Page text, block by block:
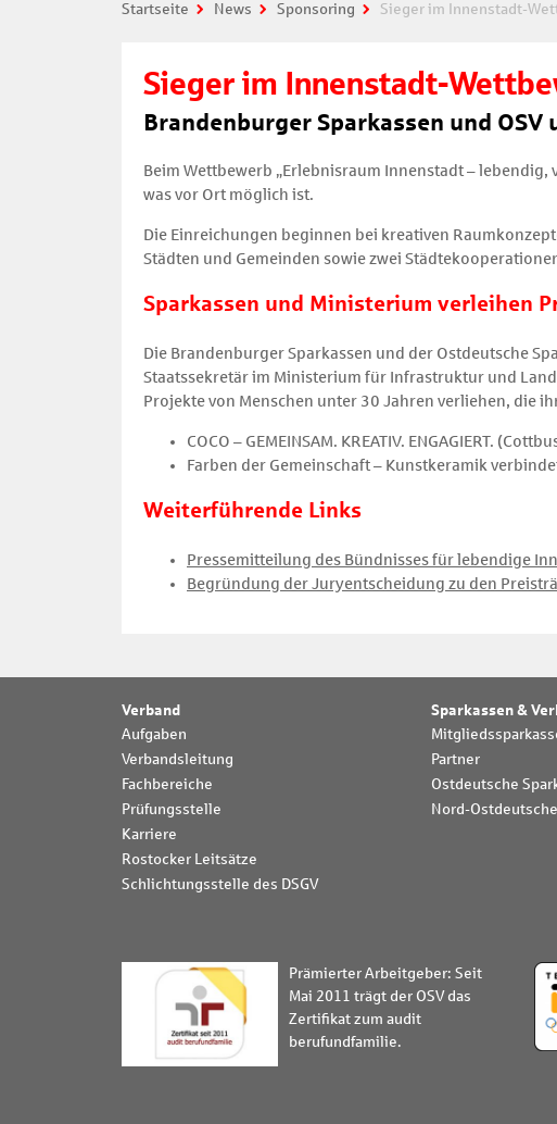
Startseite News Sponsoring Sieger im Innenstadt-
Sieger im Innenstadt-
Brandenburger Sparkassen und
Beim Wettbewerb „Erlebnisraum Innenstadt – lebendig,
was vor Ort möglich ist.
Die Einreichungen beginnen bei kreativen
Städten und Gemeinden sowie zwei
Sparkassen und Ministerium verleihen
Die Brandenburger Sparkassen und der Ostdeutsche
Staatssekretär im Ministerium für Infrastruktur und
Projekte von Menschen unter 30 Jahren verliehen, die
COCO – GEMEINSAM. KREATIV. ENGAGIERT.
Farben der Gemeinschaft – Kunstkeramik
Weiterführende Links
Pressemitteilung des Bündnisses für lebendige
Begründung der Juryentscheidung zu den
Verband
Aufgaben
Verbandsleitung
Fachbereiche
Prüfungsstelle
Karriere
Rostocker Leitsätze
Schlichtungsstelle des DSGV
Sparkassen &
Partner
Ostdeutsche
Nord-
Prämierter Arbeitgeber: Seit
Mai 2011 trägt der OSV das
Zertifikat zum audit
berufundfamilie.